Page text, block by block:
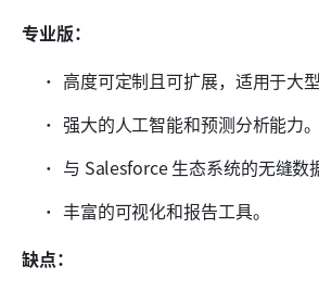
专业版：
高度可定制且可扩展，适用于大型
强大的人工智能和预测分析能力。
与 Salesforce 生态系统的无缝数
丰富的可视化和报告工具。
缺点：